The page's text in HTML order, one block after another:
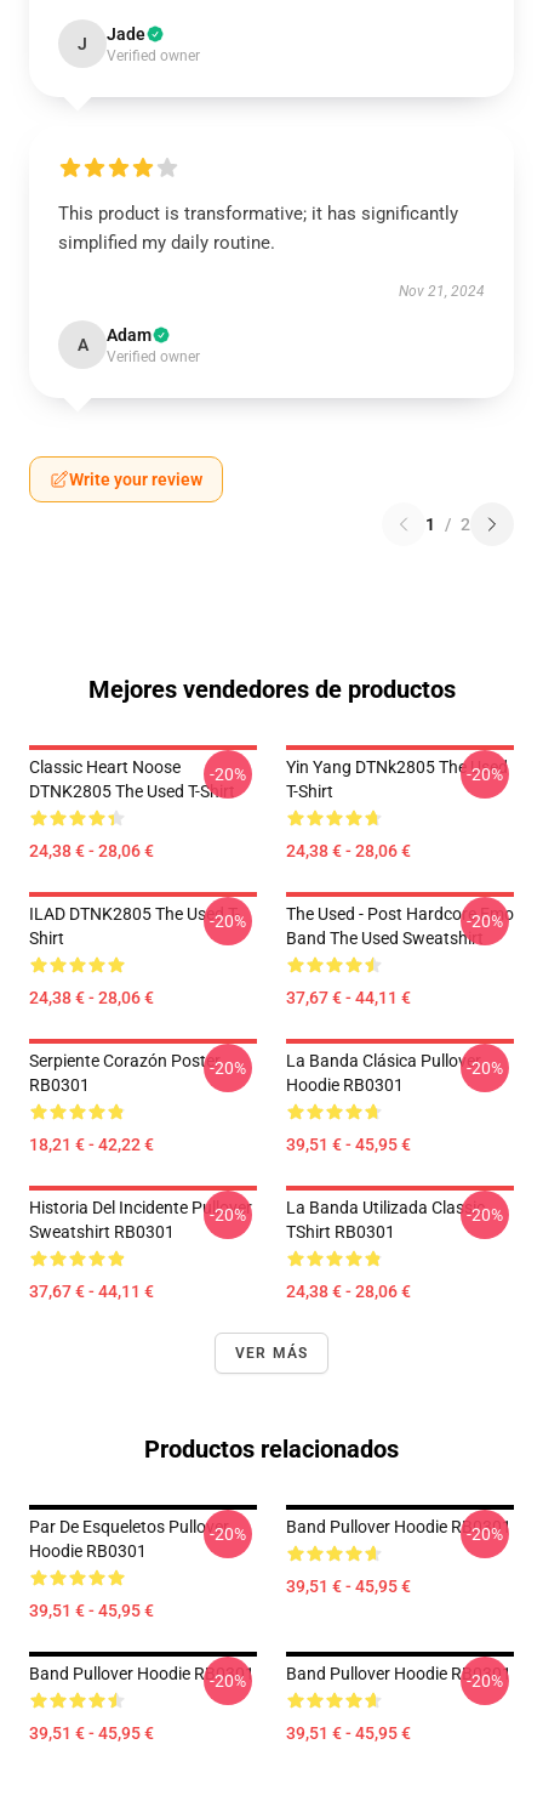
J Jade
Verified owner
This product is transformative; it has significantly
simplified my daily routine.
Nov 21, 2024
A Adam
Verified owner
Write your review
1 / 2
Mejores vendedores de productos
Classic Heart Noose
DTNK2805 The Used T-Shirt
24,38 € - 28,06 €
-20%
Yin Yang DTNk2805 The Used
T-Shirt
24,38 € - 28,06 €
-20%
ILAD DTNK2805 The Used T-
Shirt
24,38 € - 28,06 €
-20%
The Used - Post Hardcore Emo
Band The Used Sweatshirt
37,67 € - 44,11 €
-20%
Serpiente Corazón Poster
RB0301
18,21 € - 42,22 €
-20%
La Banda Clásica Pullover
Hoodie RB0301
39,51 € - 45,95 €
-20%
Historia Del Incidente Pullover
Sweatshirt RB0301
37,67 € - 44,11 €
-20%
La Banda Utilizada Classic
TShirt RB0301
24,38 € - 28,06 €
-20%
VER MÁS
Productos relacionados
Par De Esqueletos Pullover
Hoodie RB0301
39,51 € - 45,95 €
-20% Band Pullover Hoodie RB0301
39,51 € - 45,95 €
-20%
Band Pullover Hoodie RB0301
39,51 € - 45,95 €
-20% Band Pullover Hoodie RB0301
39,51 € - 45,95 €
-20%